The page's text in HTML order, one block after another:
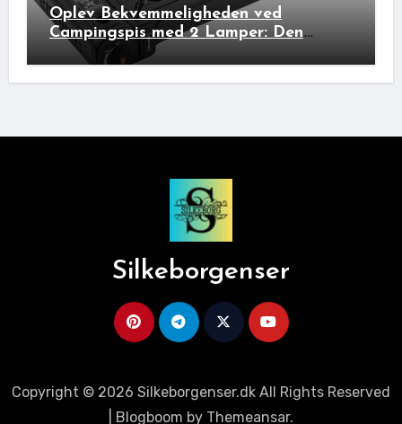
Oplev Bekvemmeligheden ved
Campingspis med 2 Lamper: Den
Ideelle Bivakpartner!
Silkeborgenser
Copyright © 2026 Silkeborgenser.dk All Rights Reserved
Blogboom by Themeansar.